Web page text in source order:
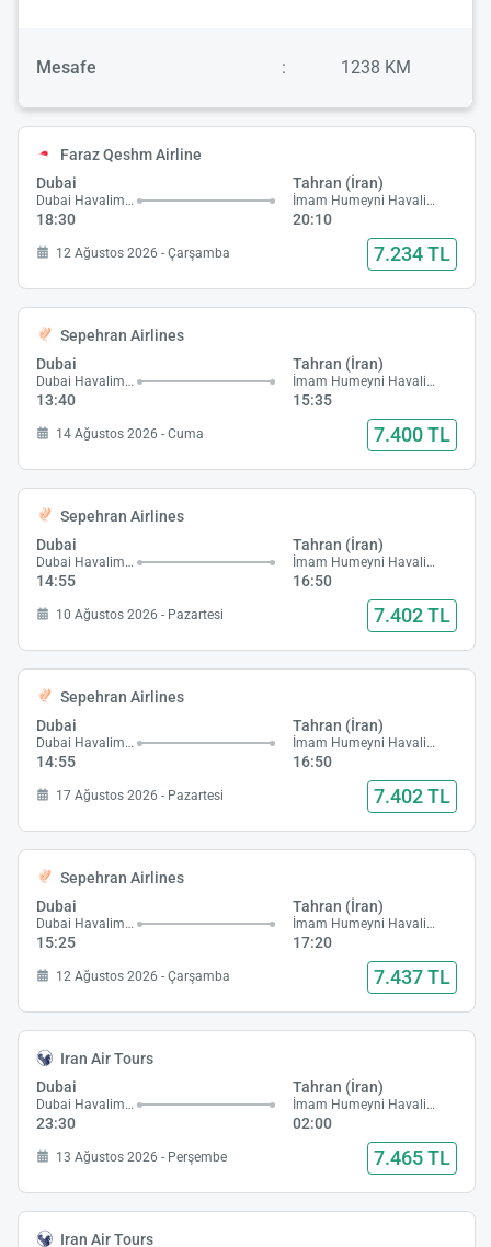
Mesafe : 1238 KM
Faraz Qeshm Airline
Dubai
Dubai Havalimanı
18:30
Tahran (İran)
İmam Humeyni Havalimanı
20:10
12 Ağustos 2026 - Çarşamba 7.234 TL
Sepehran Airlines
Dubai
Dubai Havalimanı
13:40
Tahran (İran)
İmam Humeyni Havalimanı
15:35
14 Ağustos 2026 - Cuma 7.400 TL
Sepehran Airlines
Dubai
Dubai Havalimanı
14:55
Tahran (İran)
İmam Humeyni Havalimanı
16:50
10 Ağustos 2026 - Pazartesi 7.402 TL
Sepehran Airlines
Dubai
Dubai Havalimanı
14:55
Tahran (İran)
İmam Humeyni Havalimanı
16:50
17 Ağustos 2026 - Pazartesi 7.402 TL
Sepehran Airlines
Dubai
Dubai Havalimanı
15:25
Tahran (İran)
İmam Humeyni Havalimanı
17:20
12 Ağustos 2026 - Çarşamba 7.437 TL
Iran Air Tours
Dubai
Dubai Havalimanı
23:30
Tahran (İran)
İmam Humeyni Havalimanı
02:00
13 Ağustos 2026 - Perşembe 7.465 TL
Iran Air Tours